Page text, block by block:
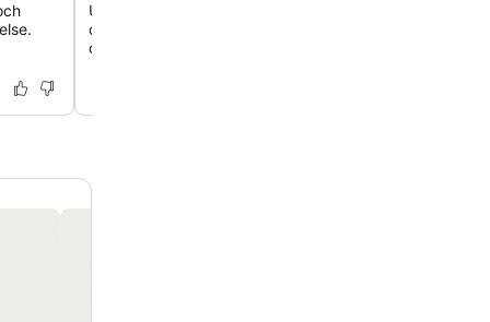
Upptäck Sønderborgs sevärdheter enkelt, eftersom
centralt, bara 6 minuters promenad från Tilting-At-The-
och 7 minuters promenad från Sønderborgs slott.